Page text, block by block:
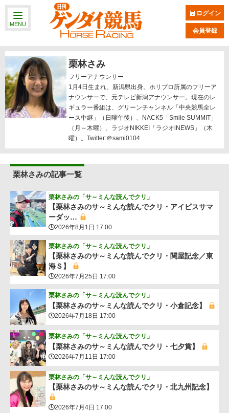
MENU
ログイン
会員登録
栗林さみ
フリーアナウンサー
1月4日生まれ、新潟県出身。ホリプロ所属のフリーア
ナウンサーで、元テレビ新潟アナウンサー。現在のレ
ギュラー番組は、グリーンチャンネル「中央競馬全レ
ース中継」（日曜午後）、NACK5「Smile SUMMIT」
（月～木曜）、ラジオNIKKEI「ラジオiNEWS」（木
曜）。 Twitter:＠sami0104
栗林さみの記事一覧
【栗林さみのサ～ミんな読んでクリ・アイビスサマ
ーダッ…
2026年8月1日 17:00
栗林さみの「サ～ミんな読んでクリ」
【栗林さみのサ～ミんな読んでクリ・関屋記念／東
海Ｓ】
2026年7月25日 17:00
栗林さみの「サ～ミんな読んでクリ」
【栗林さみのサ～ミんな読んでクリ・小倉記念】
2026年7月18日 17:00
栗林さみの「サ～ミんな読んでクリ」
【栗林さみのサ～ミんな読んでクリ・七夕賞】
2026年7月11日 17:00
栗林さみの「サ～ミんな読んでクリ」
【栗林さみのサ～ミんな読んでクリ・北九州記念】
2026年7月4日 17:00
栗林さみの「サ～ミんな読んでクリ」